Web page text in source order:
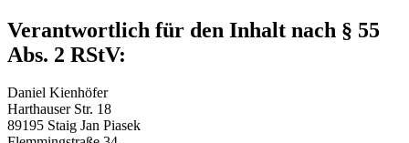
Verantwortlich für den Inhalt nach § 55
Abs. 2 RStV:
Daniel Kienhöfer
Harthauser Str. 18
89195 Staig Jan Piasek